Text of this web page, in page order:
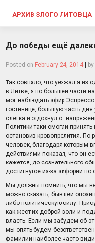
АРХИВ ЗЛОГО ЛИТОВЦА
До победы ещё
Posted on February 24, 2014 | by
Так совпало, что уезжал я из
в Литве, я по большей части
мог наблюдать эфир
гостинице, большую часть
слегка и отдохнул от
Политики таки смогли
остановив кровопролития. По
человек, благодаря которым
действиями показал, что он
кажется, до сознательного
достигнутое из-за эйфории по
Мы должны помнить, что мы не
можно сказать, бывшей
либо политическую силу.
как жест их доброй воли и
власть. Если мы забудем об
мы опять будем
фамилии наиболее часто